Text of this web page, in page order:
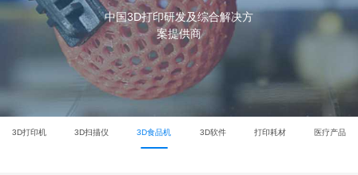
中国3D打印研发及综合解决方
案提供商
3D打印机 3D扫描仪 3D食品机 3D软件 打印耗材 医疗产品